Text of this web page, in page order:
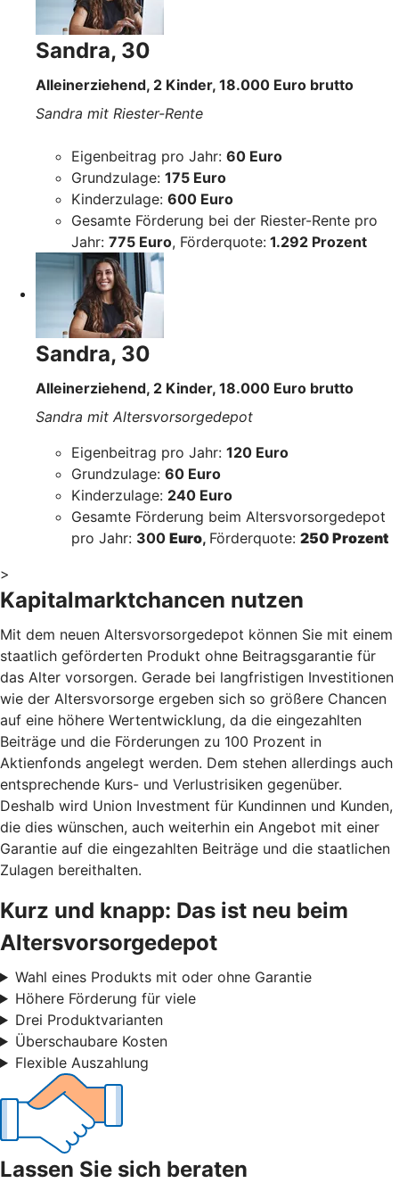
Sandra, 30
Alleinerziehend, 2 Kinder, 18.000 Euro brutto
Sandra mit Riester-Rente
Eigenbeitrag pro Jahr: 60 Euro
Grundzulage: 175 Euro
Kinderzulage: 600 Euro
Gesamte Förderung bei der Riester-Rente pro
Jahr: 775 Euro, Förderquote: 1.292 Prozent
Sandra, 30
Alleinerziehend, 2 Kinder, 18.000 Euro brutto
Sandra mit Altersvorsorgedepot
Eigenbeitrag pro Jahr: 120 Euro
Grundzulage: 60 Euro
Kinderzulage: 240 Euro
Gesamte Förderung beim Altersvorsorgedepot
pro Jahr: 300 Euro, Förderquote: 250 Prozent
>
Kapitalmarktchancen nutzen
Mit dem neuen Altersvorsorgedepot können Sie mit einem
staatlich geförderten Produkt ohne Beitragsgarantie für
das Alter vorsorgen. Gerade bei langfristigen Investitionen
wie der Altersvorsorge ergeben sich so größere Chancen
auf eine höhere Wertentwicklung, da die eingezahlten
Beiträge und die Förderungen zu 100 Prozent in
Aktienfonds angelegt werden. Dem stehen allerdings auch
entsprechende Kurs- und Verlustrisiken gegenüber.
Deshalb wird Union Investment für Kundinnen und Kunden,
die dies wünschen, auch weiterhin ein Angebot mit einer
Garantie auf die eingezahlten Beiträge und die staatlichen
Zulagen bereithalten.
Kurz und knapp: Das ist neu beim
Altersvorsorgedepot
Wahl eines Produkts mit oder ohne Garantie
Höhere Förderung für viele
Drei Produktvarianten
Überschaubare Kosten
Flexible Auszahlung
Lassen Sie sich beraten